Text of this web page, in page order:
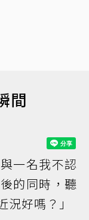
間
一名我不認
的同時，聽
好嗎？」